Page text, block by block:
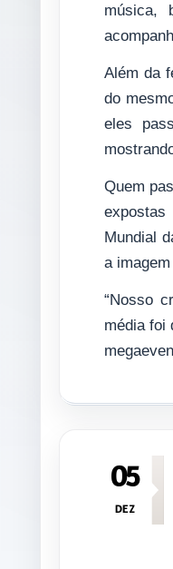
música,
Além da
do
eles
Quem
expostas
Mundial
a
“Nosso
média foi
05
DEZ